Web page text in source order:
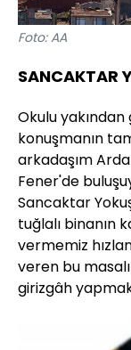
Foto: AA
SANCAKTAR
Okulu
konuşmanın
arkadaşım
Fener'de
Sancaktar
tuğlalı binanın
vermemiz
veren bu
girizgâh